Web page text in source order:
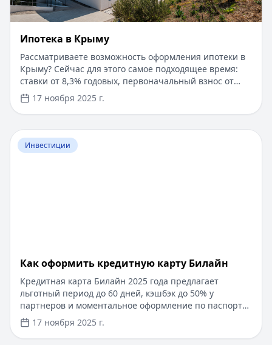
Ипотека в Крыму
Рассматриваете возможность оформления ипотеки в
Крыму? Сейчас для этого самое подходящее время:
ставки от 8,3% годовых, первоначальный взнос от
15%, срок рассмотрения заявки — от 1 дня. Доступны
программы господдержки с пониженной ставкой от
6%. Одобрение без подтверждения дохода справкой
2-НДФЛ, достаточно выписки по счету. Срок
кредитования — до 30 лет.
17 ноября 2025 г.
Перейти к статье: ​Как оформить кредитную карту
Инвестиции
​Как оформить кредитную карту Билайн
Кредитная карта Билайн 2025 года предлагает
льготный период до 60 дней, кэшбэк до 50% у
партнеров и моментальное оформление по паспорту.
Заемные средства до 300 000 рублей доступны без
подтверждения дохода. Узнайте, как получить карту с
выгодными условиями и управлять финансами
17 ноября 2025 г.